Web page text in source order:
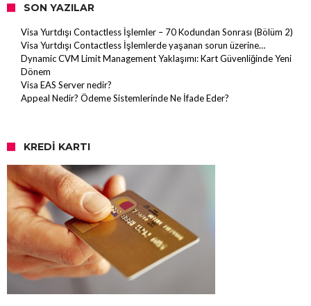
SON YAZILAR
Visa Yurtdışı Contactless İşlemler – 70 Kodundan Sonrası (Bölüm 2)
Visa Yurtdışı Contactless İşlemlerde yaşanan sorun üzerine…
Dynamic CVM Limit Management Yaklaşımı: Kart Güvenliğinde Yeni
Dönem
Visa EAS Server nedir?
Appeal Nedir? Ödeme Sistemlerinde Ne İfade Eder?
KREDI KARTI